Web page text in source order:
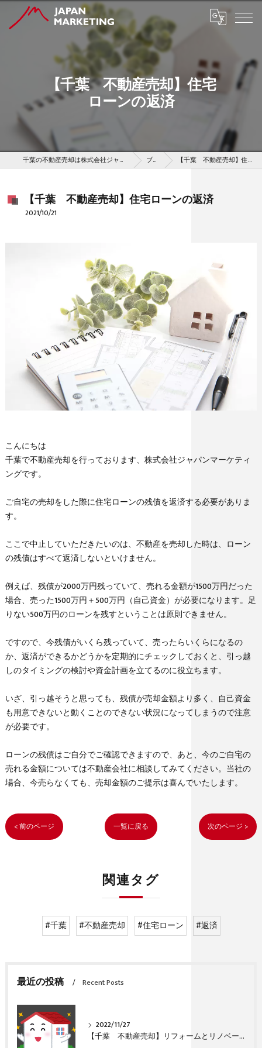
【千葉 不動産売却】住宅
ローンの返済
千葉の不動産売却は株式会社ジャパンマーケティング ブログ 【千葉 不動産売却】住宅ローンの返済
【千葉 不動産売却】住宅ローンの返済
2021/10/21
こんにちは
千葉で不動産売却を行っております、株式会社ジャパンマーケティ
ングです。
ご自宅の売却をした際に住宅ローンの残債を返済する必要がありま
す。
ここで中止していただきたいのは、不動産を売却した時は、ローン
の残債はすべて返済しないといけません。
例えば、残債が2000万円残っていて、売れる金額が1500万円だった
場合、売った1500万円＋500万円（自己資金）が必要になります。足
りない500万円のローンを残すということは原則できません。
ですので、今残債がいくら残っていて、売ったらいくらになるの
か、返済ができるかどうかを定期的にチェックしておくと、引っ越
しのタイミングの検討や資金計画を立てるのに役立ちます。
いざ、引っ越そうと思っても、残債が売却金額より多く、自己資金
も用意できないと動くことのできない状況になってしまうので注意
が必要です。
ローンの残債はご自分でご確認できますので、あと、今のご自宅の
売れる金額については不動産会社に相談してみてください。当社の
場合、今売らなくても、売却金額のご提示は喜んでいたします。
< 前のページ 一覧に戻る 次のページ >
関連タグ
#千葉 #不動産売却 #住宅ローン #返済
最近の投稿 Recent Posts
2022/11/27
【千葉 不動産売却】リフォームとリノベーションの違い